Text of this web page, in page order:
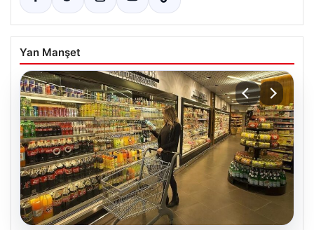
Yan Manşet